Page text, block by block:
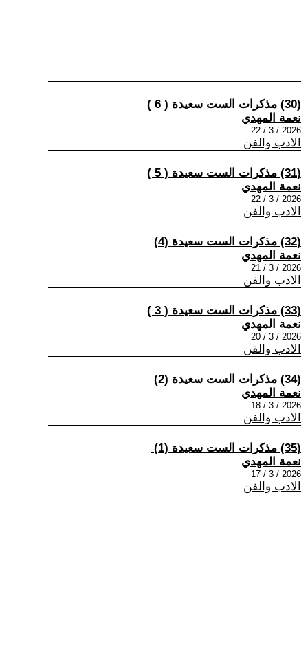
(30) مذكرات الست سعيدة ( 6 )
نعمة المهدي
2026 / 3 / 22
الادب والفن
(31) مذكرات الست سعيدة ( 5 )
نعمة المهدي
2026 / 3 / 22
الادب والفن
(32) مذكرات الست سعيدة (4)
نعمة المهدي
2026 / 3 / 21
الادب والفن
(33) مذكرات الست سعيدة ( 3 )
نعمة المهدي
2026 / 3 / 20
الادب والفن
(34) مذكرات الست سعيدة (2)
نعمة المهدي
2026 / 3 / 18
الادب والفن
(35) مذكرات الست سعيدة (1) ​
نعمة المهدي
2026 / 3 / 17
الادب والفن